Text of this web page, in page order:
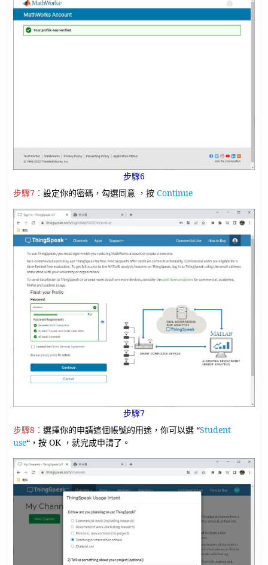
步驟6
步驟7： 設定你的密碼，勾選同意 ，按 Continue
步驟7
步驟8： 選擇你的申請這個帳號的用途，你可以選 “Student
use“，按 OK ，就完成申請了。